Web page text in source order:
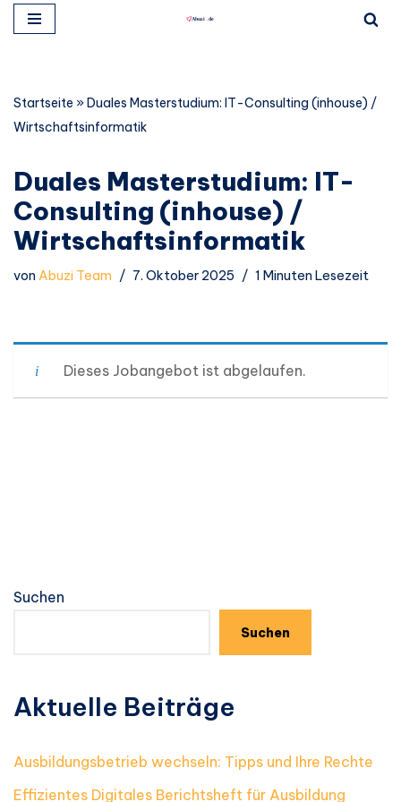
springen
Startseite »Duales Masterstudium: IT-Consulting (inhouse) /
Wirtschaftsinformatik
Duales Masterstudium: IT-
Consulting (inhouse) /
Wirtschaftsinformatik
vonAbuzi Team 7. Oktober 2025 1 Minuten Lesezeit
Dieses Jobangebot ist abgelaufen.
Suchen
Suchen
Aktuelle Beiträge
Ausbildungsbetrieb wechseln: Tipps und Ihre Rechte
Effizientes Digitales Berichtsheft für Ausbildung